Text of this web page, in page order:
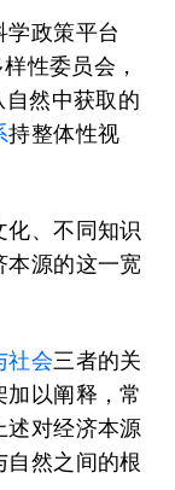
学政策平台
性委员会，
然中获取的
持整体性视
、不同知识
本源的这一宽
社会三者的关
以阐释，常
述对经济本源
自然之间的根